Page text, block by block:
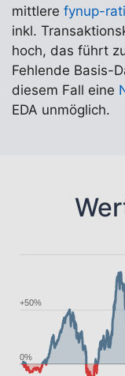
mittlere fynup-
inkl.
hoch, das führt
Fehlende Basis-
diesem Fall eine
EDA unmöglich.
0%
+50%